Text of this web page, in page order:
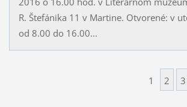
R. Štefánika 11 v Martine. Otvorené: v
od 8.00 do 16.00...
1 2 3